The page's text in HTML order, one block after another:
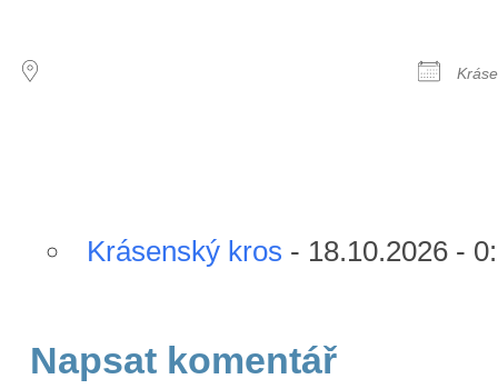
Krásenský kros - 18.10.2026 -
Napsat komentář